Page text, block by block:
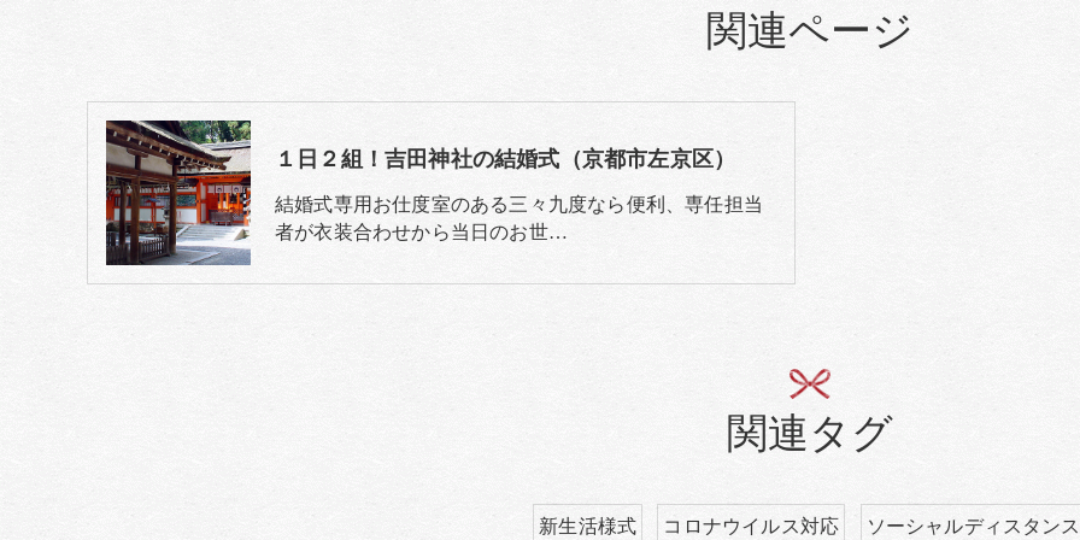
関連ページ
１日２組！吉田神社の結婚式（京都市左京区）
結婚式専用お仕度室のある三々九度なら便利、専任担当
者が衣装合わせから当日のお世…
関連タグ
新生活様式 コロナウイルス対応 ソーシャルディスタンス